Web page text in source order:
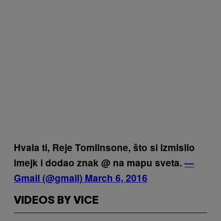
Hvala ti, Reje Tomlinsone, što si izmislio
imejk i dodao znak @ na mapu sveta. —
Gmail (@gmail) March 6, 2016
VIDEOS BY VICE